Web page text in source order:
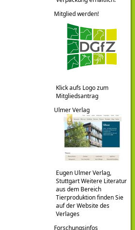
Mitglied werden!
Klick aufs Logo zum
Mitgliedsantrag
Ulmer Verlag
Eugen Ulmer Verlag,
Stuttgart Weitere Literatur
aus dem Bereich
Tierproduktion finden Sie
auf der Website des
Verlages
Forschungsinfos